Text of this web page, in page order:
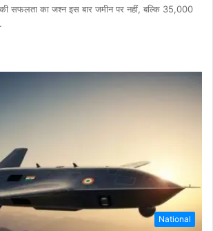
की सफलता का जश्न इस बार जमीन पर नहीं, बल्कि 35,000
National